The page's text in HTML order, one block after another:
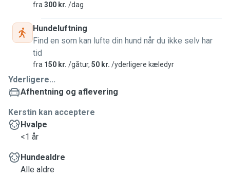
fra 300 kr. /dag
Hundeluftning
Find en som kan lufte din hund når du ikke selv har
tid
fra 150 kr. /gåtur, 50 kr. /yderligere kæledyr
Yderligere...
Afhentning og aflevering
Kerstin kan acceptere
Hvalpe
<1 år
Hundealdre
Alle aldre